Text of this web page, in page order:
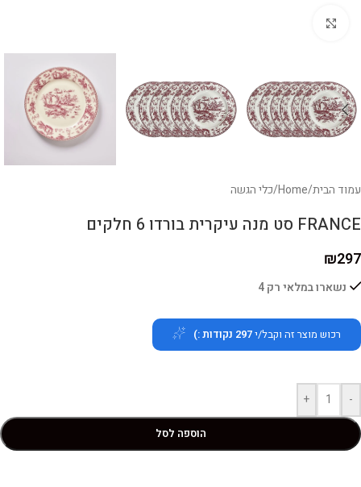
עמוד הבית/
Home
/כלי הגשה
FRANCE סט מנה עיקרית בורדו 6 חלקים
₪297
נשארו במלאי רק 4
רכוש מוצר זה וקבל/י297 נקודות :)
-
+
הוספה לסל